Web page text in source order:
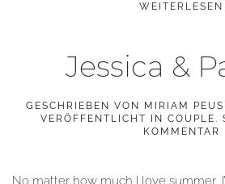
WEITERLESEN
Jessica &
GESCHRIEBEN VON MIRIAM
VERÖFFENTLICHT IN COUPLE.
KOMMENTAR
No matter how much I love summer,